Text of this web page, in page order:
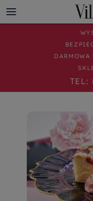
DARMOWA
TEL: